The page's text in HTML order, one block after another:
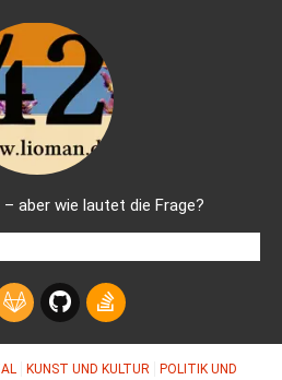
aber wie lautet die Frage?
KUNST UND KULTUR
POLITIK UND